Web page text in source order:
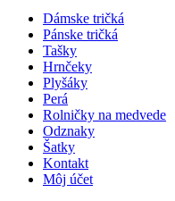
Dámske tričká
Pánske tričká
Tašky
Hrnčeky
Plyšáky
Perá
Rolničky na medvede
Odznaky
Šatky
Kontakt
Môj účet